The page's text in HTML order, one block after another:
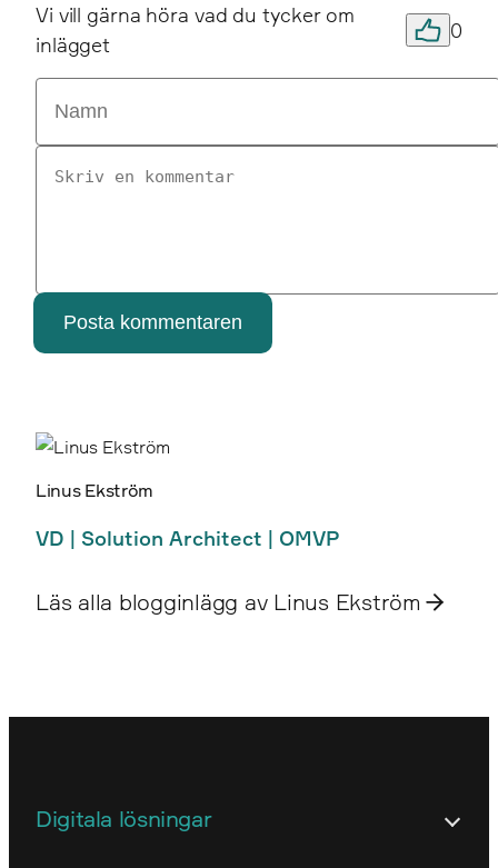
Vi vill gärna höra vad du tycker om
inlägget
0
Posta kommentaren
Linus Ekström
VD | Solution Architect | OMVP
Läs alla blogginlägg av Linus Ekström
Digitala lösningar